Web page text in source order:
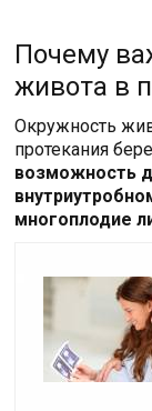
Почему
живота в
Окружность
протекания
возможность
многоплодие